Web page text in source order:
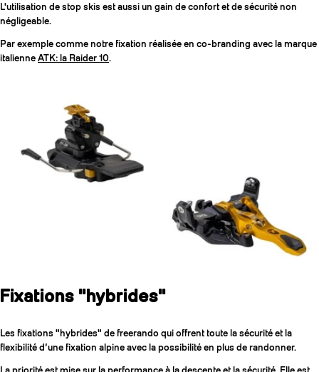
L'utilisation de stop skis est aussi un gain de confort et de sécurité non
négligeable.
Par exemple comme notre fixation réalisée en co-branding avec la marque
italienne ATK: la Raider 10.
Fixations "hybrides"
Les fixations "hybrides" de freerando qui offrent toute la sécurité et la
flexibilité d’une fixation alpine avec la possibilité en plus de randonner.